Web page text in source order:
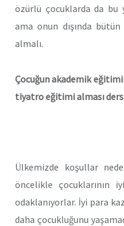
özürlü çocuklarda da bu
ama onun dışında
almalı.
Çocuğun akademik
tiyatro eğitimi alması
Ülkemizde koşullar
öncelikle çocuklarının
odaklanıyorlar. İyi para
daha çocukluğunu